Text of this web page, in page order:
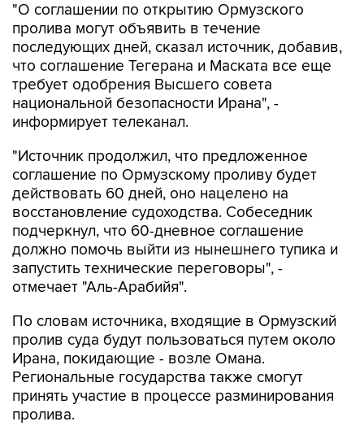
"О соглашении по открытию Ормузского
пролива могут объявить в течение
последующих дней, сказал источник, добавив,
что соглашение Тегерана и Маската все еще
требует одобрения Высшего совета
национальной безопасности Ирана", -
информирует телеканал.
"Источник продолжил, что предложенное
соглашение по Ормузскому проливу будет
действовать 60 дней, оно нацелено на
восстановление судоходства. Собеседник
подчеркнул, что 60-дневное соглашение
должно помочь выйти из нынешнего тупика и
запустить технические переговоры", -
отмечает "Аль-Арабийя".
По словам источника, входящие в Ормузский
пролив суда будут пользоваться путем около
Ирана, покидающие - возле Омана.
Региональные государства также смогут
принять участие в процессе разминирования
пролива.